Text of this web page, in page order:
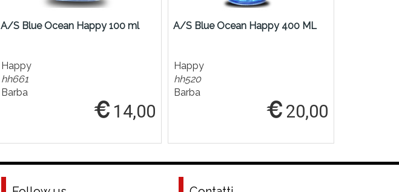
A/S Blue Ocean Happy 100 ml
Happy
hh661
Barba
14,00
A/S Blue Ocean Happy 400 ML
Happy
hh520
Barba
20,00